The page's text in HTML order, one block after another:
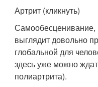
Артрит (кликнуть)
выглядит довольно
глобальной для
здесь уже можно
полиартрита).